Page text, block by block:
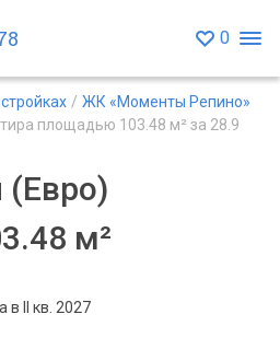
0
ЖК «Моменты Репино»
площадью 103.48 м² за 28.9
(Евро)
м²
в II кв. 2027